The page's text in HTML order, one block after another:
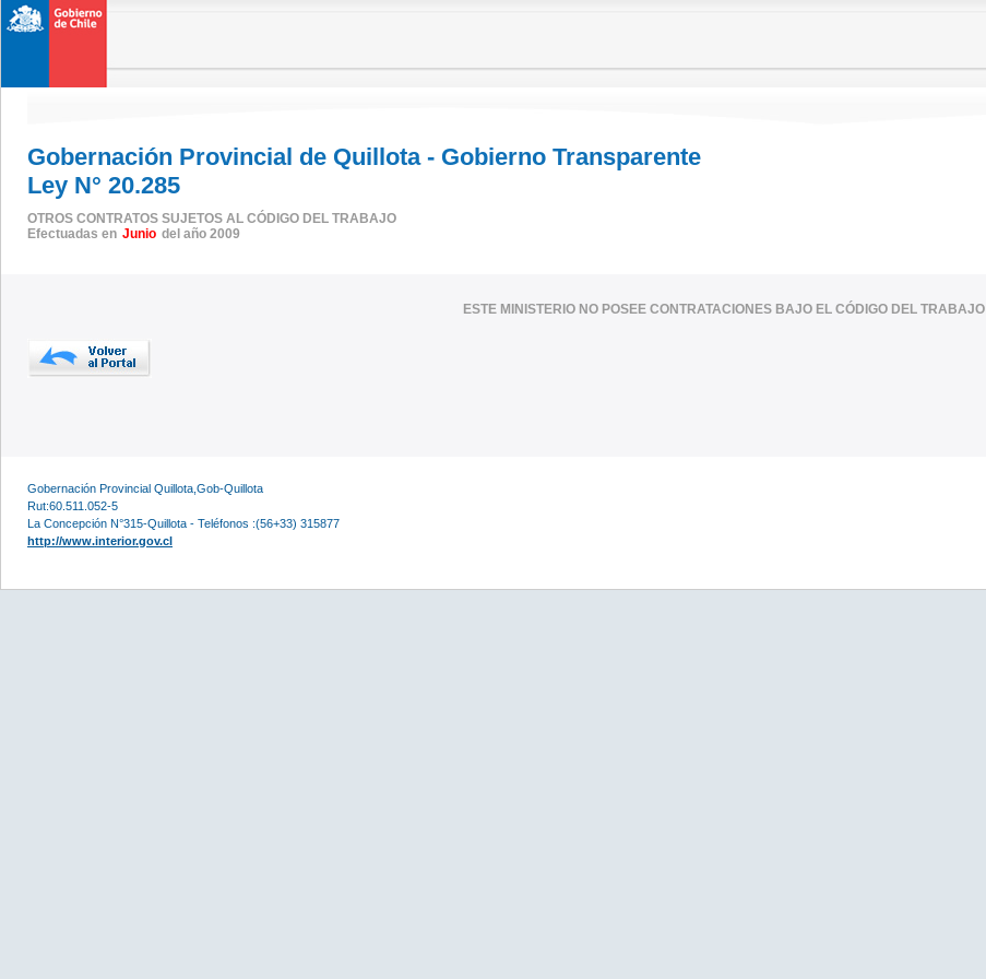
Gobernación Provincial de Quillota - Gobierno Transparente
Ley N° 20.285
OTROS CONTRATOS SUJETOS AL CÓDIGO DEL TRABAJO
Efectuadas en Junio del año 2009
ESTE MINISTERIO NO POSEE CONTRATACIONES BAJO EL CÓDIGO DEL TRABAJO
Gobernación Provincial Quillota,Gob-Quillota
Rut:60.511.052-5
La Concepción N°315-Quillota - Teléfonos :(56+33) 315877
http://www.interior.gov.cl